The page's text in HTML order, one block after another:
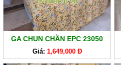
GA CHUN CHẦN EPC 23050
Giá: 1,649,000 Đ